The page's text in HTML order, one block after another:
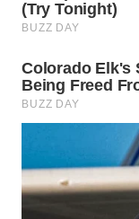
WN
WN
BOGOR
WN
DEPOK